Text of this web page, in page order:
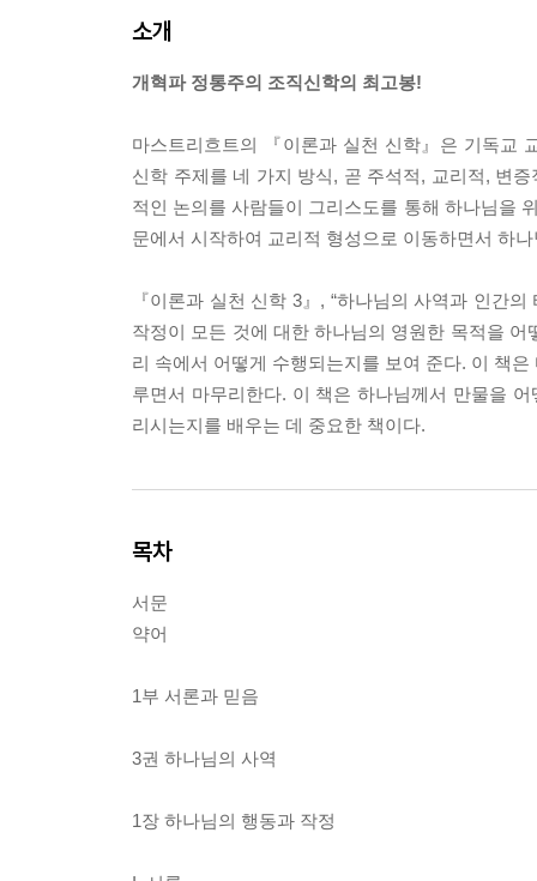
소개
개혁파 정통주의 조직신학의 최고봉!
마스트리흐트의 『이론과 실천 신학』은 기독교
신학 주제를 네 가지 방식, 곧 주석적, 교리적, 변
적인 논의를 사람들이 그리스도를 통해 하나님을
문에서 시작하여 교리적 형성으로 이동하면서 하
『이론과 실천 신학 3』, “하나님의 사역과 인간
작정이 모든 것에 대한 하나님의 영원한 목적을
리 속에서 어떻게 수행되는지를 보여 준다. 이 책
루면서 마무리한다. 이 책은 하나님께서 만물을
리시는지를 배우는 데 중요한 책이다.
목차
서문
약어
1부 서론과 믿음
3권 하나님의 사역
1장 하나님의 행동과 작정